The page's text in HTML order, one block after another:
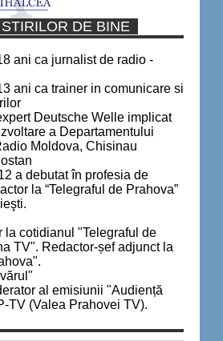
DE BINE
ani ca jurnalist de radio -
ani ca trainer in comunicare si
Deutsche Welle implicat
a Departamentului
Moldova, Chisinau
a debutat în profesia de
la “Telegraful de Prahova”
la cotidianul "Telegraful de
TV". Redactor-șef adjunct la
al emisiunii "Audiență
TV (Valea Prahovei TV).